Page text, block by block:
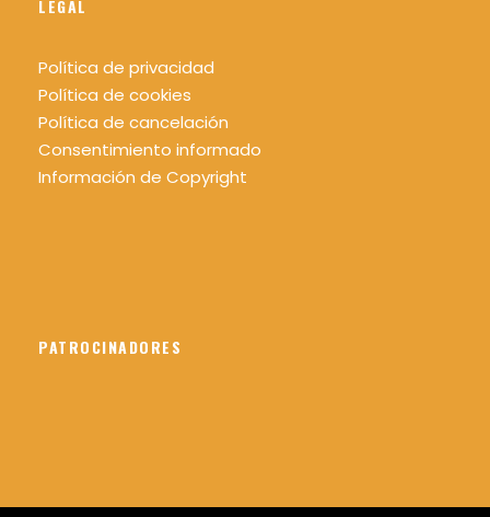
LEGAL
Política de privacidad
Política de cookies
Política de cancelación
Consentimiento informado
Información de Copyright
PATROCINADORES